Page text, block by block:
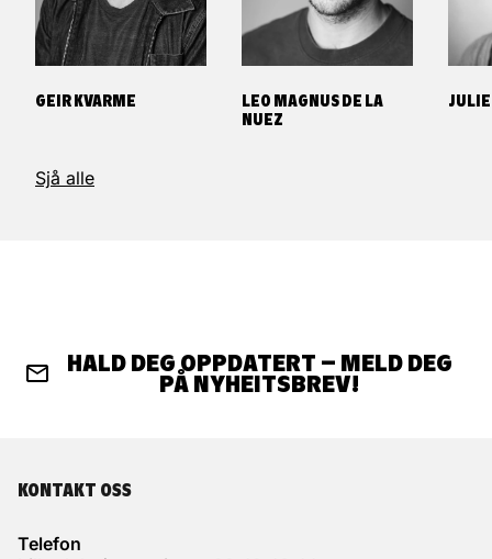
GEIR KVARME
LEO MAGNUS DE LA
NUEZ
Sjå alle
HALD DEG OPPDATERT – MELD DEG
PÅ NYHEITSBREV!
KONTAKT OSS
Telefon